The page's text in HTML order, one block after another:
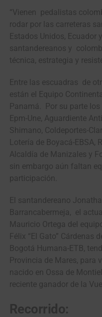
“Vienen pedalistas
rodar por las carreteras
Estados Unidos, Ecuador
santandereanos y
técnica, estrategia y
Entre las escuadras de
están el Equipo
Panamá. Por su parte
Epm-Une, Aguardiente
Shimano, Coldeportes-
Lotería de Boyacá-EBSA,
Alcaldía de Manizales y
sin embargo aún faltan
participación.
El santandereano
Barrancabermeja, el
Mauricio Ortega del
Félix “El Gato” Cárdenas
Bogotá Humana-ETB,
Provincia de Mares, para
nacido en Ossa de
reciente ganador de la
Recorrido: